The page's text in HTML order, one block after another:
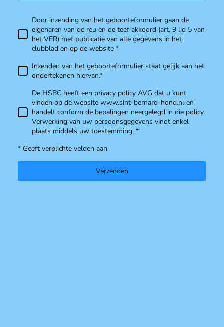
Door inzending van het geboorteformulier gaan de
eigenaren van de reu en de teef akkoord (art. 9 lid 5 van
het VFR) met publicatie van alle gegevens in het
clubblad en op de website *
Inzenden van het geboorteformulier staat gelijk aan het
ondertekenen hiervan.*
De HSBC heeft een privacy policy AVG dat u kunt
vinden op de website www.sint-bernard-hond.nl en
handelt conform de bepalingen neergelegd in die policy.
Verwerking van uw persoonsgegevens vindt enkel
plaats middels uw toestemming. *
* Geeft verplichte velden aan
Verzenden